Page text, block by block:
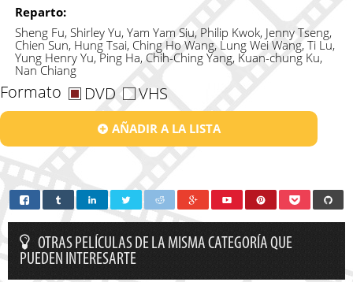
Reparto:
Sheng Fu, Shirley Yu, Yam Yam Siu, Philip Kwok, Jenny Tseng,
Chien Sun, Hung Tsai, Ching Ho Wang, Lung Wei Wang, Ti Lu,
Yung Henry Yu, Ping Ha, Chih-Ching Yang, Kuan-chung Ku,
Nan Chiang
Formato DVD VHS
AÑADIR A LA LISTA
OTRAS PELÍCULAS DE LA MISMA CATEGORÍA QUE
PUEDEN INTERESARTE